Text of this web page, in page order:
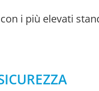
i più elevati